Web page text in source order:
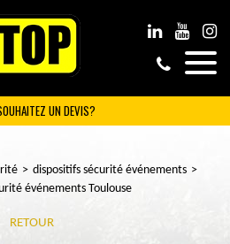
UN DEVIS?
dispositifs sécurité événements
événements Toulouse
RETOUR